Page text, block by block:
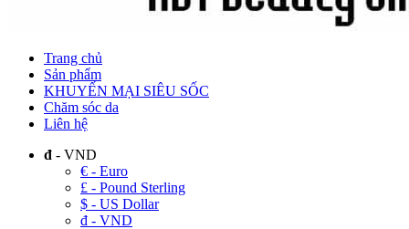
Trang chủ
Sản phẩm
KHUYẾN MẠI SIÊU SỐC
Chăm sóc da
Liên hệ
đ - VND
€ - Euro
£ - Pound Sterling
$ - US Dollar
đ - VND